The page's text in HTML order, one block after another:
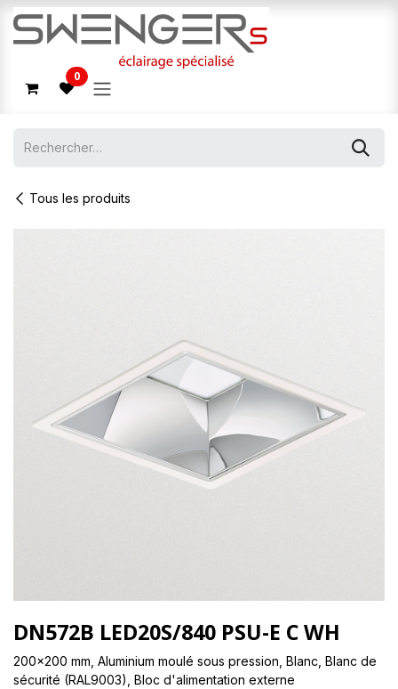
Se rendre au contenu
0
Tous les produits
DN572B LED20S/840 PSU-E C WH
200x200 mm, Aluminium moulé sous pression, Blanc, Blanc de
sécurité (RAL9003), Bloc d'alimentation externe